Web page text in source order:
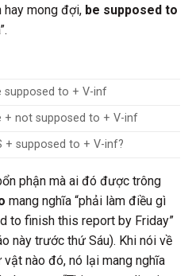
hay mong đợi, be supposed to
supposed to + V-inf
+ not supposed to + V-inf
+ supposed to + V-inf?
phận mà ai đó được trông
mang nghĩa “phải làm điều gì
to finish this report by Friday”
này trước thứ Sáu). Khi nói về
nào đó, nó lại mang nghĩa